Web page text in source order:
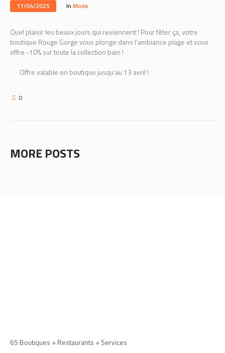
11/04/2025 In Mode
Quel plaisir les beaux jours qui reviennent ! Pour fêter ça, votre
boutique Rouge Gorge vous plonge dans l’ambiance plage et vous
offre -10% sur toute la collection bain !
Offre valable en boutique jusqu’au 13 avril !
0
MORE POSTS
65 Boutiques + Restaurants + Services